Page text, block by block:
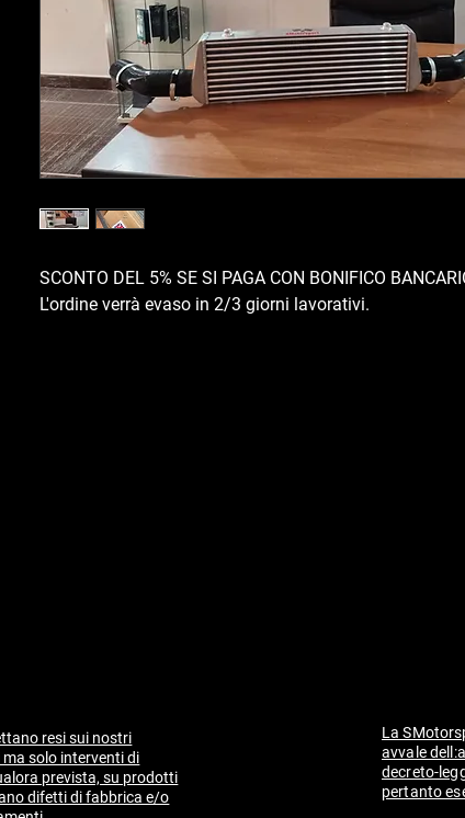
SCONTO DEL 5% SE SI PAGA CON BONIFICO
L'ordine verrà evaso in 2/3 giorni lavorativi.
resi sui nostri
solo interventi di
prevista, su prodotti
difetti di fabbrica e/o
La
avvale
decreto-
pertanto